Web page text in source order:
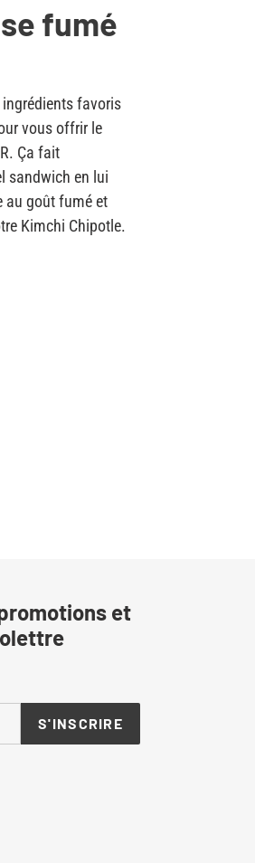
fumé
favoris
vous offrir le
Ça fait
sandwich en lui
au goût fumé et
Kimchi Chipotle.
et
S'INSCRIRE